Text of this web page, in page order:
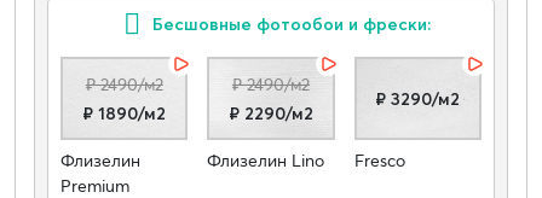
Бесшовные фотообои и фрески:
₽ 2490/м2
₽ 1890/м2
Флизелин
Premium
₽ 2490/м2
₽ 2290/м2
Флизелин Lino
₽ 3290/м2
Fresco